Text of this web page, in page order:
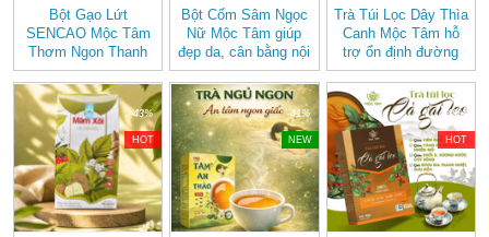
Bột Gạo Lứt
SENCAO Mộc Tâm
Thơm Ngon Thanh
Nhẹ, Phù Hợp Ăn
Kiêng
Bột Cốm Sâm Ngọc
Nữ Mộc Tâm giúp
đẹp da, cân bằng nội
tiết tố nữ
Trà Túi Lọc Dây Thìa
Canh Mộc Tâm hỗ
trợ ổn định đường
huyết
-43%
HOT
-41%
NEW
-40%
HOT